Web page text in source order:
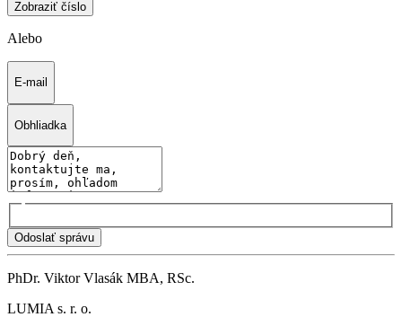
Zobraziť číslo
Alebo
E-mail
Obhliadka
Odoslať správu
PhDr. Viktor Vlasák MBA, RSc.
LUMIA s. r. o.